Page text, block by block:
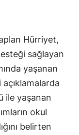
Hürriyet,
sağlayan
yaşanan
ile yaşanan
okul
belirten